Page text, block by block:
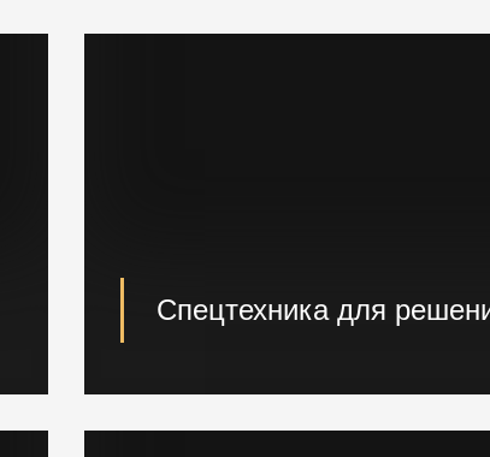
Спецтехника для
сваебойные, буровые установки,